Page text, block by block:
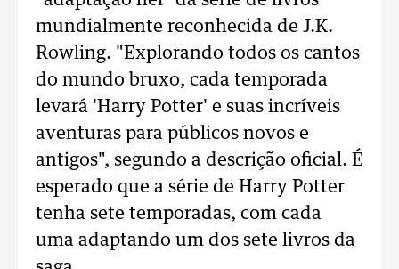
mundialmente reconhecida de J.K.
Rowling. "Explorando todos os cantos
do mundo bruxo, cada temporada
levará 'Harry Potter' e suas incríveis
aventuras para públicos novos e
antigos", segundo a descrição oficial. É
esperado que a série de Harry Potter
tenha sete temporadas, com cada
uma adaptando um dos sete livros da